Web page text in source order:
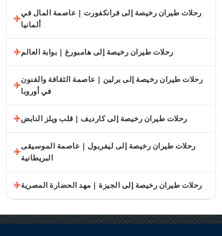
رحلات طيران رخيصة إلى فرانكفورت | عاصمة المال في
ألمانيا
رحلات طيران رخيصة إلى هامبورغ | بوابة العالم
رحلات طيران رخيصة إلى برلين | عاصمة الثقافة والفنون
في أوروبا
رحلات طيران رخيصة إلى كارديف | قلب ويلز النابض
رحلات طيران رخيصة إلى ليفربول | عاصمة الموسيقى
البريطانية
رحلات طيران رخيصة إلى الجيزة | مهد الحضارة المصرية